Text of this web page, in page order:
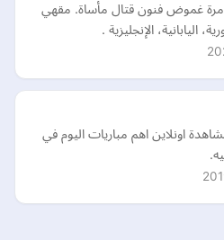
غموض فنون قتال مأساة. مقهي
اليابانية، الإنجليزية .
اونلاين اهم مباريات اليوم في